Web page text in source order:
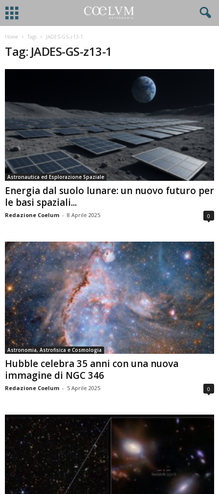
Home Tags JADES-GS-z13-1
Tag: JADES-GS-z13-1
Astronautica ed Esplorazione Spaziale
Energia dal suolo lunare: un nuovo futuro per
le basi spaziali...
Redazione Coelum - 8 Aprile 2025 0
Astronomia, Astrofisica e Cosmologia
Hubble celebra 35 anni con una nuova
immagine di NGC 346
Redazione Coelum - 5 Aprile 2025 0